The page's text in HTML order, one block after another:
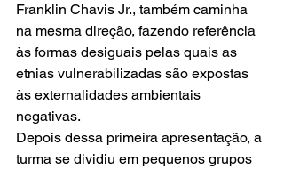
Franklin Chavis Jr., também caminha
na mesma direção, fazendo referência
às formas desiguais pelas quais as
etnias vulnerabilizadas são expostas
às externalidades ambientais
negativas.
Depois dessa primeira apresentação, a
turma se dividiu em pequenos grupos